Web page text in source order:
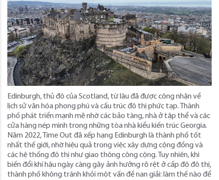
Edinburgh, thủ đô của Scotland, từ lâu đã được công nhận về
lịch sử văn hóa phong phú và cấu trúc đô thị phức tạp. Thành
phố phát triển mạnh mẽ nhờ các bảo tàng, nhà ở tập thể và các
cửa hàng nép mình trong những tòa nhà kiểu kiến ​​trúc Georgia.
Năm 2022, Time Out đã xếp hạng Edinburgh là thành phố tốt
nhất thế giới, nhờ hiệu quả trong việc xây dựng cộng đồng và
các hệ thống đô thị như giao thông công cộng. Tuy nhiên, khi
biến đổi khí hậu ngày càng gây ảnh hưởng rõ rệt ở cấp độ đô thị,
thành phố không tránh khỏi một vấn đề nan giải: làm thế nào để